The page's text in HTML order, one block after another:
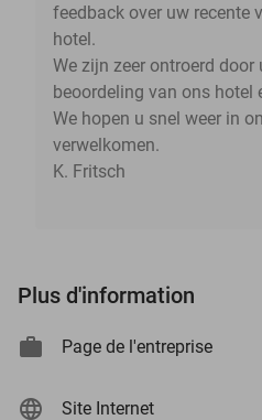
feedback over uw recente
hotel.
We zijn zeer ontroerd door
beoordeling van ons hotel
We hopen u snel weer in
verwelkomen.
K. Fritsch
Plus d'information
Page de l'entreprise
Site Internet